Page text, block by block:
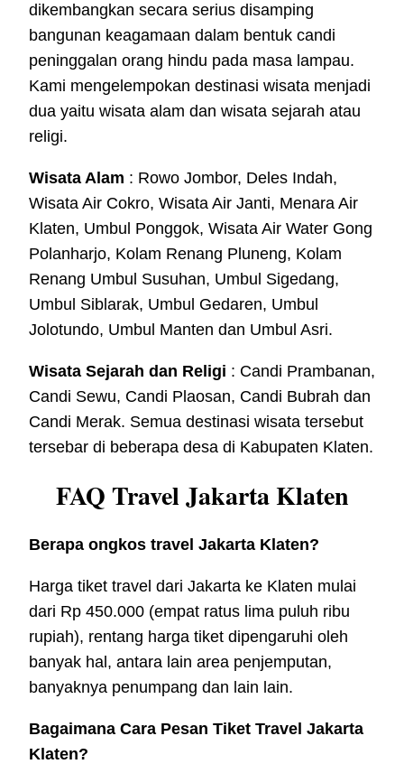
dikembangkan secara serius disamping
bangunan keagamaan dalam bentuk candi
peninggalan orang hindu pada masa lampau.
Kami mengelempokan destinasi wisata menjadi
dua yaitu wisata alam dan wisata sejarah atau
religi.
Wisata Alam : Rowo Jombor, Deles Indah,
Wisata Air Cokro, Wisata Air Janti, Menara Air
Klaten, Umbul Ponggok, Wisata Air Water Gong
Polanharjo, Kolam Renang Pluneng, Kolam
Renang Umbul Susuhan, Umbul Sigedang,
Umbul Siblarak, Umbul Gedaren, Umbul
Jolotundo, Umbul Manten dan Umbul Asri.
Wisata Sejarah dan Religi : Candi Prambanan,
Candi Sewu, Candi Plaosan, Candi Bubrah dan
Candi Merak. Semua destinasi wisata tersebut
tersebar di beberapa desa di Kabupaten Klaten.
FAQ Travel Jakarta Klaten
Berapa ongkos travel Jakarta Klaten?
Harga tiket travel dari Jakarta ke Klaten mulai
dari Rp 450.000 (empat ratus lima puluh ribu
rupiah), rentang harga tiket dipengaruhi oleh
banyak hal, antara lain area penjemputan,
banyaknya penumpang dan lain lain.
Bagaimana Cara Pesan Tiket Travel Jakarta
Klaten?